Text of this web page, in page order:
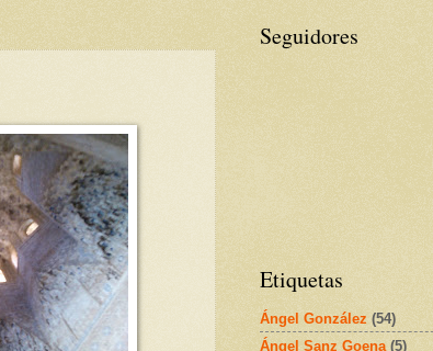
Seguidores
Etiquetas
Ángel González (54)
Ángel Sanz Goena (5)